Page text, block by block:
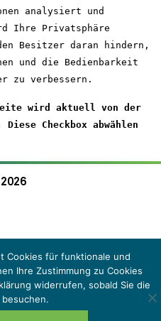
analysiert und
Ihre Privatsphäre
Besitzer daran hindern,
und die Bedienbarkeit
zu verbessern.
wird aktuell von der
Checkbox abwählen
Cookies für funktionale und
Ihre Zustimmung zu Cookies
widerrufen, sobald Sie die